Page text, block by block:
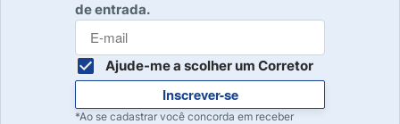
de entrada.
Ajude-me a scolher um Corretor
Inscrever-se
*Ao se cadastrar você concorda em receber